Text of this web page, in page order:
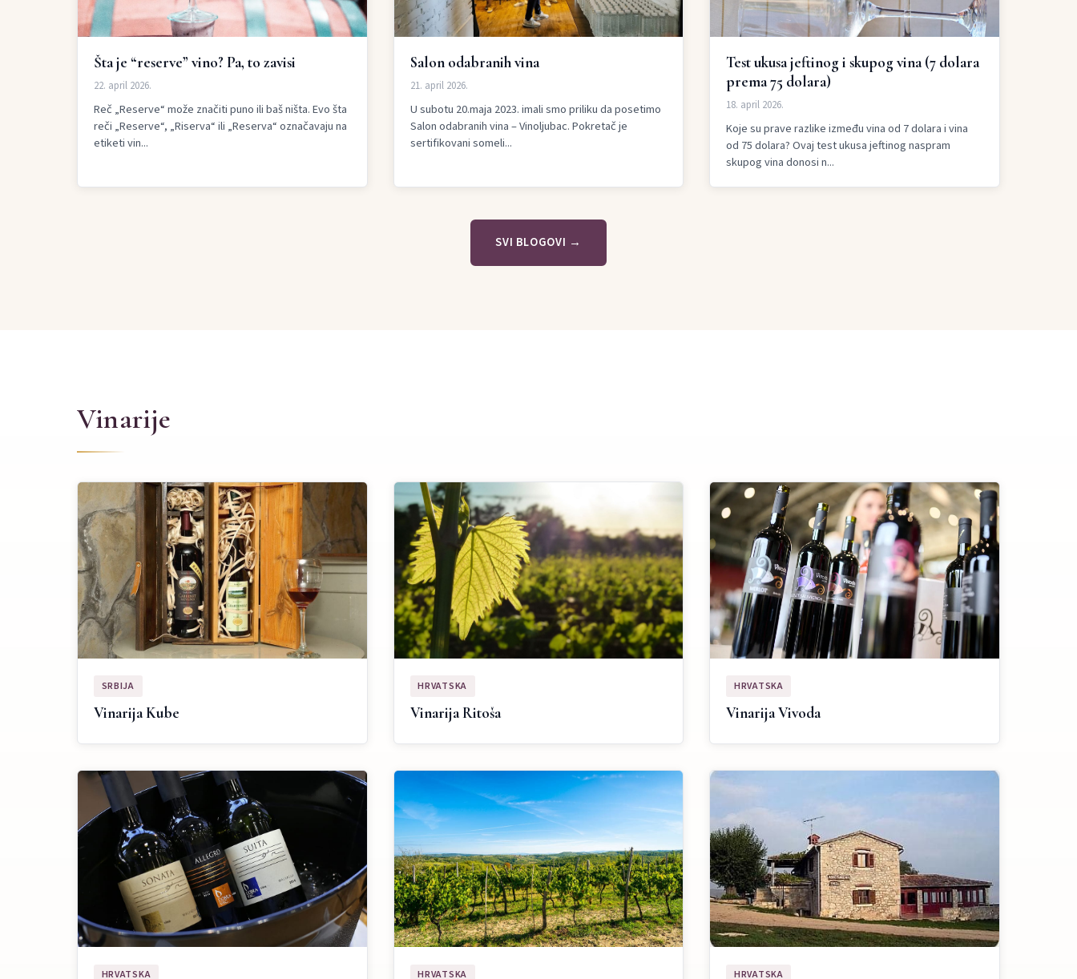
Šta je “reserve” vino? Pa, to zavisi
22. april 2026.
Reč „Reserve“ može značiti puno ili baš ništa. Evo šta
reči „Reserve“, „Riserva“ ili „Reserva“ označavaju na
etiketi vin...
Salon odabranih vina
21. april 2026.
U subotu 20.maja 2023. imali smo priliku da posetimo
Salon odabranih vina – Vinoljubac. Pokretač je
sertifikovani someli...
Test ukusa jeftinog i skupog vina (7 dolara
prema 75 dolara)
18. april 2026.
Koje su prave razlike između vina od 7 dolara i vina
od 75 dolara? Ovaj test ukusa jeftinog naspram
skupog vina donosi n...
SVI BLOGOVI →
Vinarije
SRBIJA
Vinarija Kube
HRVATSKA
Vinarija Ritoša
HRVATSKA
Vinarija Vivoda
HRVATSKA HRVATSKA HRVATSKA